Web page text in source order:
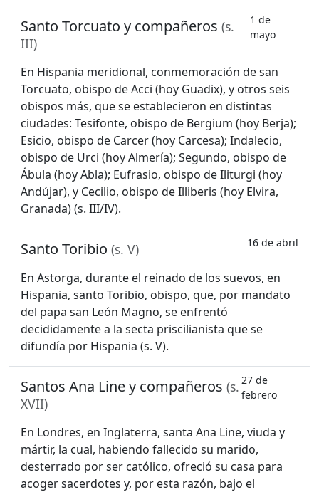
Santo Torcuato y compañeros (s.
III)
1 de
mayo
En Hispania meridional, conmemoración de san
Torcuato, obispo de Acci (hoy Guadix), y otros seis
obispos más, que se establecieron en distintas
ciudades: Tesifonte, obispo de Bergium (hoy Berja);
Esicio, obispo de Carcer (hoy Carcesa); Indalecio,
obispo de Urci (hoy Almería); Segundo, obispo de
Ábula (hoy Abla); Eufrasio, obispo de Iliturgi (hoy
Andújar), y Cecilio, obispo de Illiberis (hoy Elvira,
Granada) (s. III/IV).
Santo Toribio (s. V) 16 de abril
En Astorga, durante el reinado de los suevos, en
Hispania, santo Toribio, obispo, que, por mandato
del papa san León Magno, se enfrentó
decididamente a la secta priscilianista que se
difundía por Hispania (s. V).
Santos Ana Line y compañeros (s.
XVII)
27 de
febrero
En Londres, en Inglaterra, santa Ana Line, viuda y
mártir, la cual, habiendo fallecido su marido,
desterrado por ser católico, ofreció su casa para
acoger sacerdotes y, por esta razón, bajo el